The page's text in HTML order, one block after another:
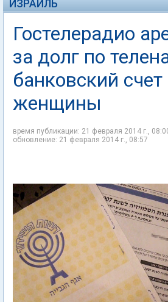
ИЗРАИЛЬ
Гостелерадио
за долг по
банковский
женщины
время публикации: 21 февраля 2014 г.,
обновление: 21 февраля 2014 г., 08:57